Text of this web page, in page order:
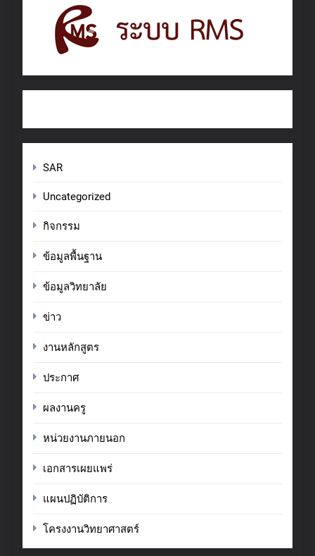
SAR
Uncategorized
กิจกรรม
ข้อมูลพื้นฐาน
ข้อมูลวิทยาลัย
ข่าว
งานหลักสูตร
ประกาศ
ผลงานครู
หน่วยงานภายนอก
เอกสารเผยแพร่
แผนปฏิบัติการ
โครงงานวิทยาศาสตร์